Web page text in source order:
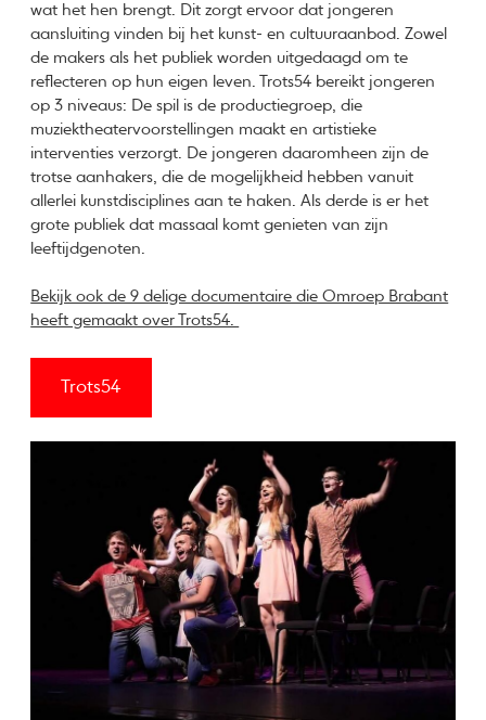
wat het hen brengt. Dit zorgt ervoor dat jongeren
aansluiting vinden bij het kunst- en cultuuraanbod. Zowel
de makers als het publiek worden uitgedaagd om te
reflecteren op hun eigen leven. Trots54 bereikt jongeren
op 3 niveaus: De spil is de productiegroep, die
muziektheatervoorstellingen maakt en artistieke
interventies verzorgt. De jongeren daaromheen zijn de
trotse aanhakers, die de mogelijkheid hebben vanuit
allerlei kunstdisciplines aan te haken. Als derde is er het
grote publiek dat massaal komt genieten van zijn
leeftijdgenoten.
Bekijk ook de 9 delige documentaire die Omroep Brabant
heeft gemaakt over Trots54.
Trots54